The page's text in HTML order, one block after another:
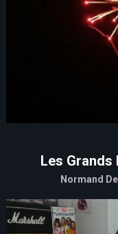
Les Grands
Normand